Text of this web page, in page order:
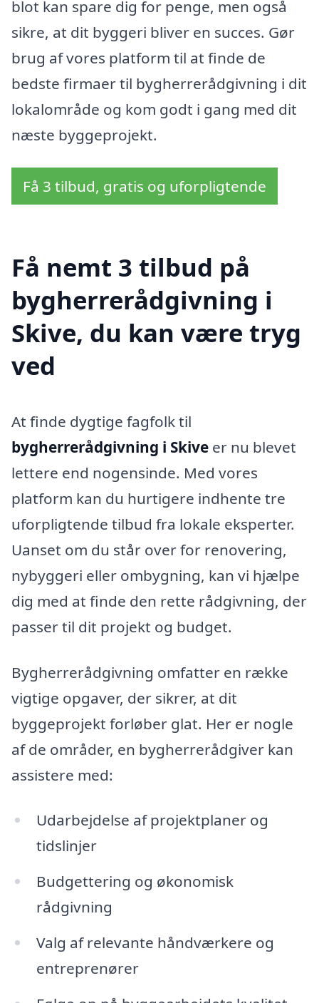
blot kan spare dig for penge, men også
sikre, at dit byggeri bliver en succes. Gør
brug af vores platform til at finde de
bedste firmaer til bygherrerådgivning i dit
lokalområde og kom godt i gang med dit
næste byggeprojekt.
Få 3 tilbud, gratis og uforpligtende
Få nemt 3 tilbud på
bygherrerådgivning i
Skive, du kan være tryg
ved
At finde dygtige fagfolk til
bygherrerådgivning i Skive er nu blevet
lettere end nogensinde. Med vores
platform kan du hurtigere indhente tre
uforpligtende tilbud fra lokale eksperter.
Uanset om du står over for renovering,
nybyggeri eller ombygning, kan vi hjælpe
dig med at finde den rette rådgivning, der
passer til dit projekt og budget.
Bygherrerådgivning omfatter en række
vigtige opgaver, der sikrer, at dit
byggeprojekt forløber glat. Her er nogle
af de områder, en bygherrerådgiver kan
assistere med:
Udarbejdelse af projektplaner og
tidslinjer
Budgettering og økonomisk
rådgivning
Valg af relevante håndværkere og
entreprenører